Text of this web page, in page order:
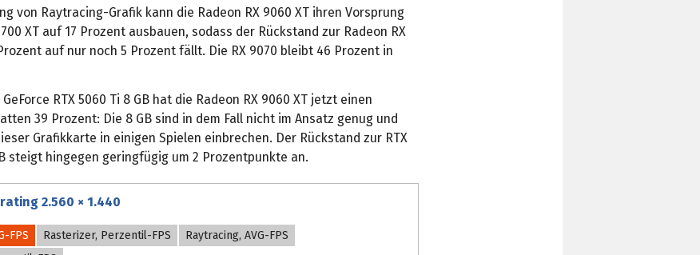
von Raytracing-Grafik kann die Radeon RX 9060 XT ihren Vorsprung
XT auf 17 Prozent ausbauen, sodass der Rückstand zur Radeon RX
auf nur noch 5 Prozent fällt. Die RX 9070 bleibt 46 Prozent in
RTX 5060 Ti 8 GB hat die Radeon RX 9060 XT jetzt einen
39 Prozent: Die 8 GB sind in dem Fall nicht im Ansatz genug und
Grafikkarte in einigen Spielen einbrechen. Der Rückstand zur RTX
steigt hingegen geringfügig um 2 Prozentpunkte an.
2.560 × 1.440
FPS Rasterizer, Perzentil-FPS
Raytracing, AVG-FPS